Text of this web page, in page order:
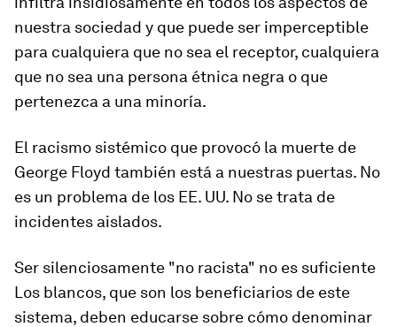
nuestra sociedad y que puede ser imperceptible
para cualquiera que no sea el receptor, cualquiera
que no sea una persona étnica negra o que
pertenezca a una minoría.
El racismo sistémico que provocó la muerte de
George Floyd también está a nuestras puertas. No
es un problema de los EE. UU. No se trata de
incidentes aislados.
Ser silenciosamente "no racista" no es suficiente
Los blancos, que son los beneficiarios de este
sistema, deben educarse sobre cómo denominar